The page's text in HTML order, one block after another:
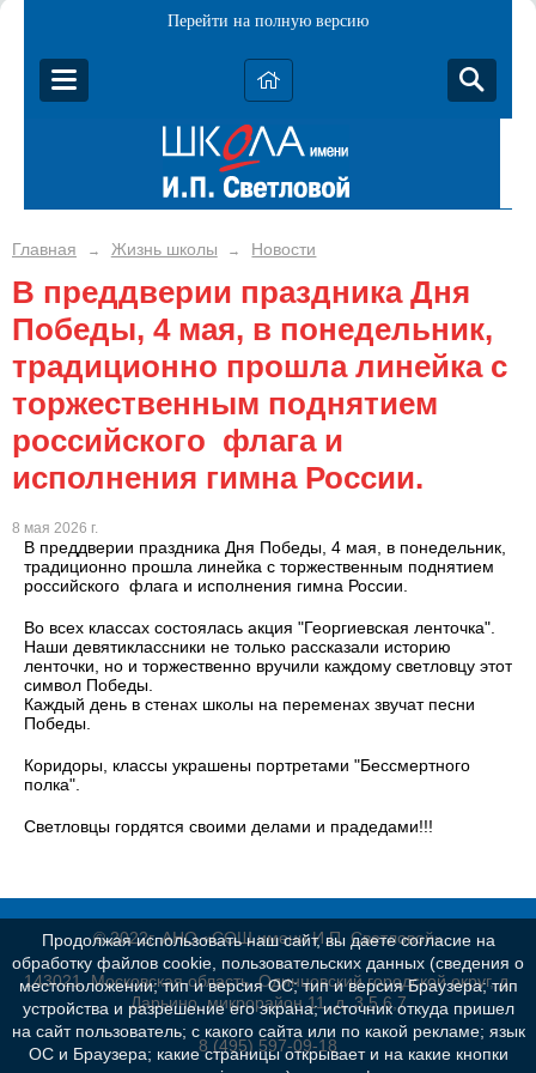
Перейти на полную версию
Главная → Жизнь школы → Новости
В преддверии праздника Дня
Победы, 4 мая, в понедельник,
традиционно прошла линейка с
торжественным поднятием
российского флага и
исполнения гимна России.
8 мая 2026 г.
В преддверии праздника Дня Победы, 4 мая, в понедельник,
традиционно прошла линейка с торжественным поднятием
российского флага и исполнения гимна России.
Во всех классах состоялась акция "Георгиевская ленточка".
Наши девятиклассники не только рассказали историю
ленточки, но и торжественно вручили каждому светловцу этот
символ Победы.
Каждый день в стенах школы на переменах звучат песни
Победы.
Коридоры, классы украшены портретами "Бессмертного
полка".
Светловцы гордятся своими делами и прадедами!!!
© 2022г. АНО «СОШ имени И.П. Светловой»
143021, Московская область, Одинцовский городской округ, д.
Дарьино, микрорайон 11, д. 3,5,6,7
8 (495) 597-09-18
Продолжая использовать наш сайт, вы даете согласие на
обработку файлов cookie, пользовательских данных (сведения о
местоположении; тип и версия ОС; тип и версия Браузера; тип
устройства и разрешение его экрана; источник откуда пришел
на сайт пользователь; с какого сайта или по какой рекламе; язык
ОС и Браузера; какие страницы открывает и на какие кнопки